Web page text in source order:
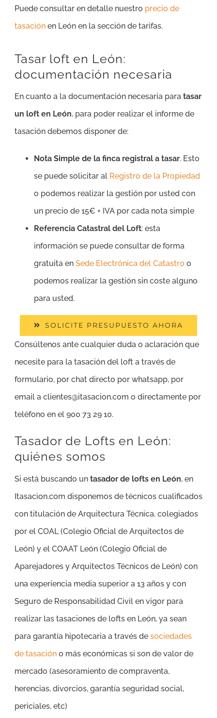
Puede consultar en detalle nuestro precio de
tasación en León en la sección de tarifas.
Tasar loft en León:
documentación necesaria
En cuanto a la documentación necesaria para tasar
un loft en León, para poder realizar el informe de
tasación debemos disponer de:
Nota Simple de la finca registral a tasar. Esto
se puede solicitar al Registro de la Propiedad
o podemos realizar la gestión por usted con
un precio de 15€ + IVA por cada nota simple
Referencia Catastral del Loft: esta
información se puede consultar de forma
gratuita en Sede Electrónica del Catastro o
podemos realizar la gestión sin coste alguno
para usted.
SOLICITE PRESUPUESTO AHORA
Consúltenos ante cualquier duda o aclaración que
necesite para la tasación del loft a través de
formulario, por chat directo por whatsapp, por
email a clientes@itasacion.com o directamente por
teléfono en el 900 73 29 10.
Tasador de Lofts en León:
quiénes somos
Si está buscando un tasador de lofts en León, en
Itasacion.com disponemos de técnicos cualificados
con titulación de Arquitectura Técnica, colegiados
por el COAL (Colegio Oficial de Arquitectos de
León) y el COAAT León (Colegio Oficial de
Aparejadores y Arquitectos Técnicos de León) con
una experiencia media superior a 13 años y con
Seguro de Responsabilidad Civil en vigor para
realizar las tasaciones de lofts en León, ya sean
para garantía hipotecaria a través de sociedades
de tasación o más económicas si son de valor de
mercado (asesoramiento de compraventa,
herencias, divorcios, garantía seguridad social,
periciales, etc)